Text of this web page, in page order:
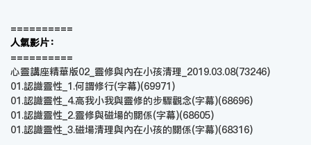
==========
人氣影片：
==========
心靈講座精華版02_靈修與內在小孩清理_2019.03.08(73246)
01.認識靈性_1.何謂修行(字幕)(69971)
01.認識靈性_4.高我小我與靈修的步驟觀念(字幕)(68696)
01.認識靈性_2.靈修與磁場的關係(字幕)(68605)
01.認識靈性_3.磁場清理與內在小孩的關係(字幕)(68316)